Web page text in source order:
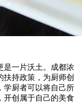
是一片沃土。成都浓
扶持政策，为厨师创
学厨者可以将自己所
开创属于自己的美食